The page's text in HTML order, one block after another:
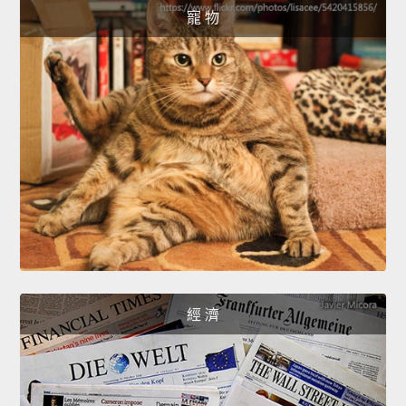
寵 物
經 濟